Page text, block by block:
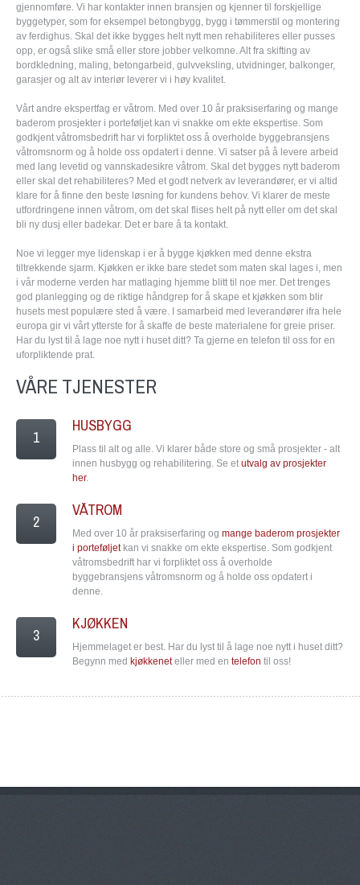
gjennomføre. Vi har kontakter innen bransjen og kjenner til forskjellige
byggetyper, som for eksempel betongbygg, bygg i tømmerstil og montering
av ferdighus. Skal det ikke bygges helt nytt men rehabiliteres eller pusses
opp, er også slike små eller store jobber velkomne. Alt fra skifting av
bordkledning, maling, betongarbeid, gulvveksling, utvidninger, balkonger,
garasjer og alt av interiør leverer vi i høy kvalitet.
Vårt andre ekspertfag er våtrom. Med over 10 år praksiserfaring og mange
baderom prosjekter i porteføljet kan vi snakke om ekte ekspertise. Som
godkjent våtromsbedrift har vi forpliktet oss å overholde byggebransjens
våtromsnorm og å holde oss opdatert i denne. Vi satser på å levere arbeid
med lang levetid og vannskadesikre våtrom. Skal det bygges nytt baderom
eller skal det rehabiliteres? Med et godt netverk av leverandører, er vi altid
klare for å finne den beste løsning for kundens behov. Vi klarer de meste
utfordringene innen våtrom, om det skal flises helt på nytt eller om det skal
bli ny dusj eller badekar. Det er bare å ta kontakt.
Noe vi legger mye lidenskap i er å bygge kjøkken med denne ekstra
tiltrekkende sjarm. Kjøkken er ikke bare stedet som maten skal lages i, men
i vår moderne verden har matlaging hjemme blitt til noe mer. Det trenges
god planlegging og de riktige håndgrep for å skape et kjøkken som blir
husets mest populære sted å være. I samarbeid med leverandører ifra hele
europa gir vi vårt ytterste for å skaffe de beste materialene for greie priser.
Har du lyst til å lage noe nytt i huset ditt? Ta gjerne en telefon til oss for en
uforpliktende prat.
VÅRE TJENESTER
1
HUSBYGG
Plass til alt og alle. Vi klarer både store og små prosjekter - alt
innen husbygg og rehabilitering. Se et utvalg av prosjekter
her.
2
VÅTROM
Med over 10 år praksiserfaring og mange baderom prosjekter
i porteføljetkan vi snakke om ekte ekspertise. Som godkjent
våtromsbedrift har vi forpliktet oss å overholde
byggebransjens våtromsnorm og å holde oss opdatert i
denne.
3
KJØKKEN
Hjemmelaget er best. Har du lyst til å lage noe nytt i huset ditt?
Begynn med kjøkkeneteller med en telefon til oss!